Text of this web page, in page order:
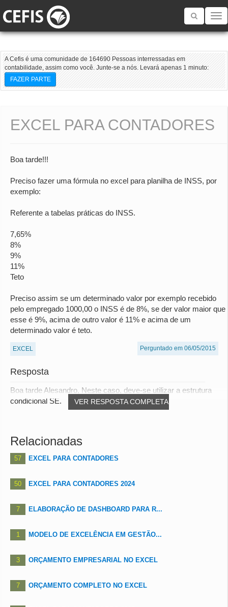
Toggle
A Cefis é uma comunidade de 164690 Pessoas interressadas em
contabilidade, assim como você. Junte-se a nós. Levará apenas 1 minuto:
FAZER PARTE
EXCEL PARA CONTADORES
Boa tarde!!!
Preciso fazer uma fórmula no excel para planilha de INSS, por
exemplo:
Referente a tabelas práticas do INSS.
7,65%
8%
9%
11%
Teto
Preciso assim se um determinado valor por exemplo recebido
pelo empregado 1000,00 o INSS é de 8%, se der valor maior que
esse é 9%, acima de outro valor é 11% e acima de um
determinado valor é teto.
EXCEL Perguntado em 06/05/2015
Resposta
VER RESPOSTA COMPLETA
Boa tarde Alesandro, Neste caso, deve-se utilizar a estrutura
condicional SE.
Relacionadas
57 EXCEL PARA CONTADORES
50 EXCEL PARA CONTADORES 2024
7 ELABORAÇÃO DE DASHBOARD PARA R...
1 MODELO DE EXCELÊNCIA EM GESTÃO...
3 ORÇAMENTO EMPRESARIAL NO EXCEL
7 ORÇAMENTO COMPLETO NO EXCEL